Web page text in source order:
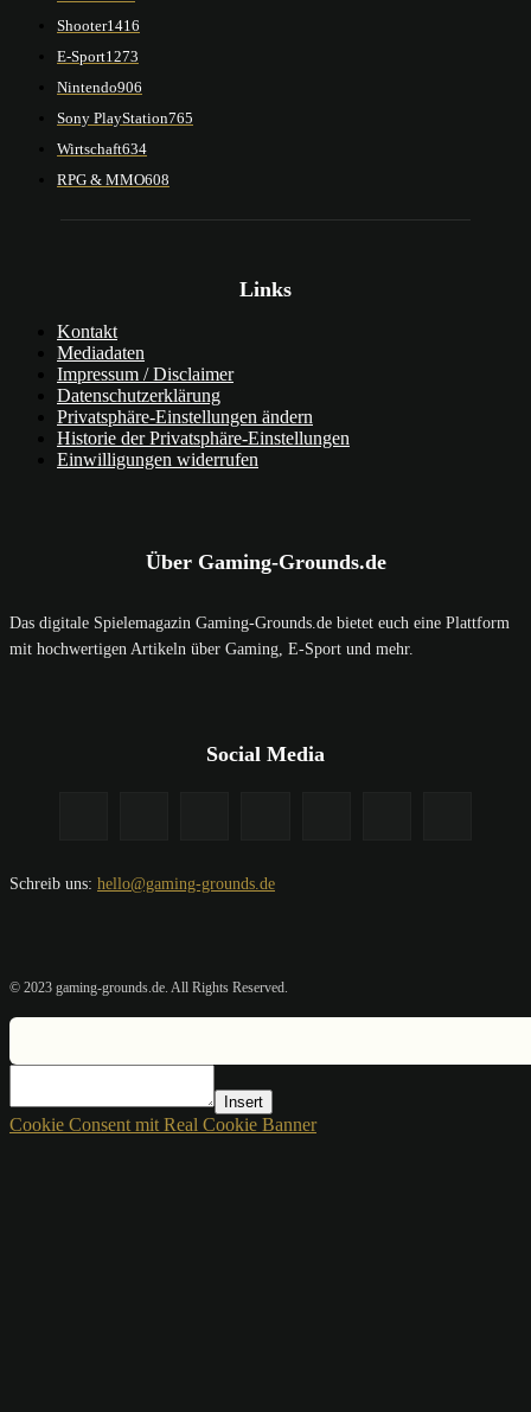
Shooter1416
E-Sport1273
Nintendo906
Sony PlayStation765
Wirtschaft634
RPG & MMO608
Links
Kontakt
Mediadaten
Impressum / Disclaimer
Datenschutzerklärung
Privatsphäre-Einstellungen ändern
Historie der Privatsphäre-Einstellungen
Einwilligungen widerrufen
Über Gaming-Grounds.de
Das digitale Spielemagazin Gaming-Grounds.de bietet euch eine Plattform
mit hochwertigen Artikeln über Gaming, E-Sport und mehr.
Social Media
Schreib uns: hello@gaming-grounds.de
© 2023 gaming-grounds.de. All Rights Reserved.
Insert
Cookie Consent mit Real Cookie Banner